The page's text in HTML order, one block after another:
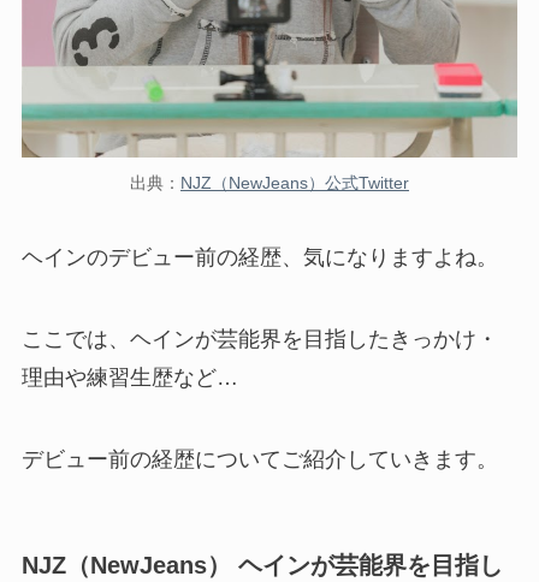
出典： NJZ（NewJeans）公式Twitter
ヘインのデビュー前の経歴、気になりますよね。
ここでは、ヘインが芸能界を目指したきっかけ・
理由や練習生歴など…
デビュー前の経歴についてご紹介していきます。
NJZ（NewJeans） ヘインが芸能界を目指し